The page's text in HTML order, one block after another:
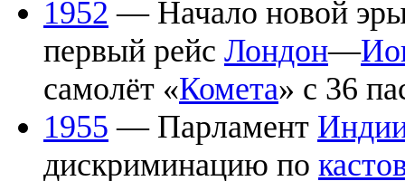
1952 — Начало новой
первый рейс Лондон—
самолёт «Комета» с 36
1955 — Парламент
дискриминацию по